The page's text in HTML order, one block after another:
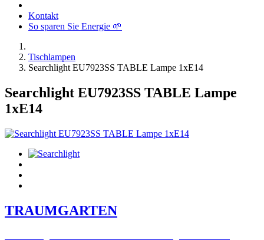
Kontakt
So sparen Sie Energie 🌱
Tischlampen
Searchlight EU7923SS TABLE Lampe 1xE14
Searchlight EU7923SS TABLE Lampe
1xE14
TRAUMGARTEN